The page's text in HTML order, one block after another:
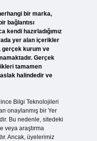
bir marka,
bağlantısı
kendi hazırladığımız
yer alan içerikler
gerçek kurum ve
Gerçek
tamamen
halindedir ve
Bilgi Teknolojileri
onaylanmış bir Yer
Bu nedenle, sitedeki
veya araştırma
Ancak, üyelerimiz